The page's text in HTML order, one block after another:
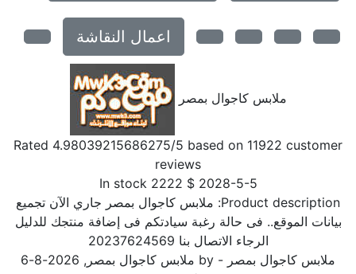
اعمال النقاشة
ملابس كاجوال بمصر
Rated4.98039215686275 /5 based on11922customer
reviews
2028-5-5
$
2222
In stock
Product description: ملابس كاجوال بمصر جاري الآن تجميع
بيانات الموقع.. فى حالة رغبة سيادتكم فى إضافة منتجك للدليل
الرجاء الاتصال بنا 20237624569
ملابس كاجوال بمصر- by ملابس كاجوال بمصر,
2026-8-6